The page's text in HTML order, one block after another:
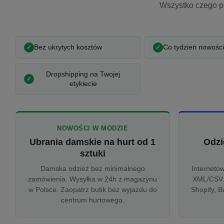
Wszystko czego
Bez ukrytych kosztów Co tydzień nowości
Dropshipping na Twojej
etykiecie
NOWOŚCI W MODZIE
Ubrania damskie na hurt od 1
sztuki
Damska odzież bez minimalnego
zamówienia. Wysyłka w 24h z magazynu
w Polsce. Zaopatrz butik bez wyjazdu do
centrum hurtowego.
XML/
Shopify,